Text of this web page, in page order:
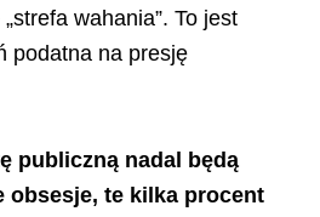
wahania”. To jest
podatna na presję
publiczną nadal będą
obsesje, te kilka procent